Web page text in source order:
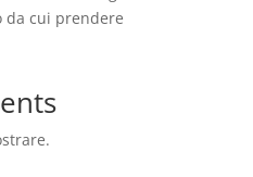
da cui prendere